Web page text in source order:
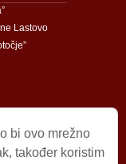
Lastovo
bi ovo mrežno
također koristim